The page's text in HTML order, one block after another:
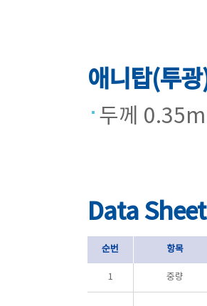
애니탑(투
두께
Data Sheet
순번 항목
1 중량